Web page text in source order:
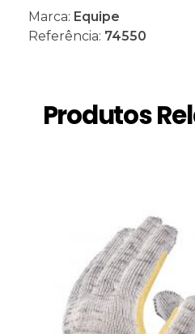
Marca: Equipe
Referência: 74550
Produtos